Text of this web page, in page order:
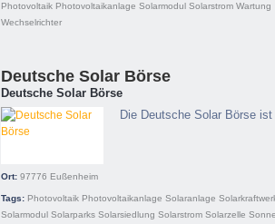
Photovoltaik Photovoltaikanlage Solarmodul Solarstrom Wartung
Wechselrichter
Deutsche Solar Börse
Deutsche Solar Börse
Die Deutsche Solar Börse
Ort: 97776 Eußenheim
Tags: Photovoltaik Photovoltaikanlage Solaranlage
Solarmodul Solarparks Solarsiedlung Solarstrom Solarzelle